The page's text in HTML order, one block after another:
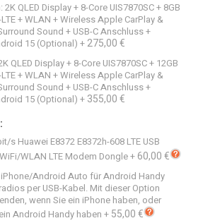
QLED Display + 8-Core UIS7870SC + 8GB
+ WLAN + Wireless Apple CarPlay &
Sound + USB-C Anschluss +
15 (Optional) +275,00 €
QLED Display + 8-Core UIS7870SC + 12GB
+ WLAN + Wireless Apple CarPlay &
Sound + USB-C Anschluss +
15 (Optional) + 355,00 €
s Huawei E8372 E8372h-608 LTE USB
WLAN LTE Modem Dongle+60,00 €
Android Auto für Android Handy
per USB-Kabel. Mit dieser Option
wenn Sie ein iPhone haben, oder
Android Handy haben + 55,00 €